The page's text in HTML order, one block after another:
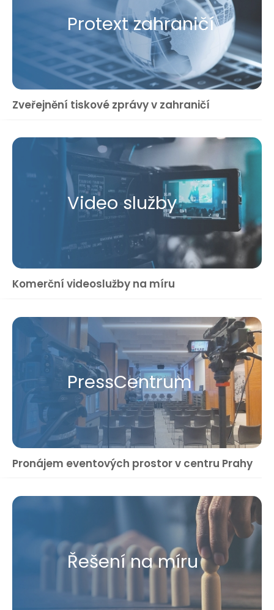
Protext zahraničí
Zveřejnění tiskové zprávy v zahraničí
Video služby
Komerční videoslužby na míru
Press​Centrum
Pronájem eventových prostor v centru Prahy
Řešení na míru